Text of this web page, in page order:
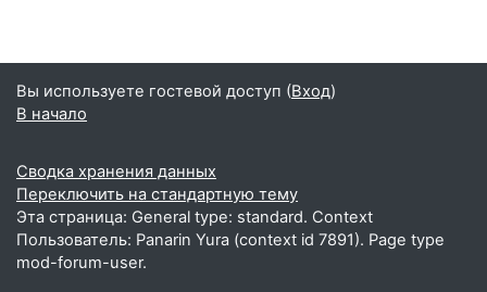
Вы используете гостевой доступ (Вход)
В начало
Сводка хранения данных
Переключить на стандартную тему
Эта страница: General type: standard. Context
Пользователь: Panarin Yura (context id 7891). Page type
mod-forum-user.